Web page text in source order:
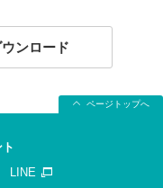
ンロード
ページトップへ
LINE